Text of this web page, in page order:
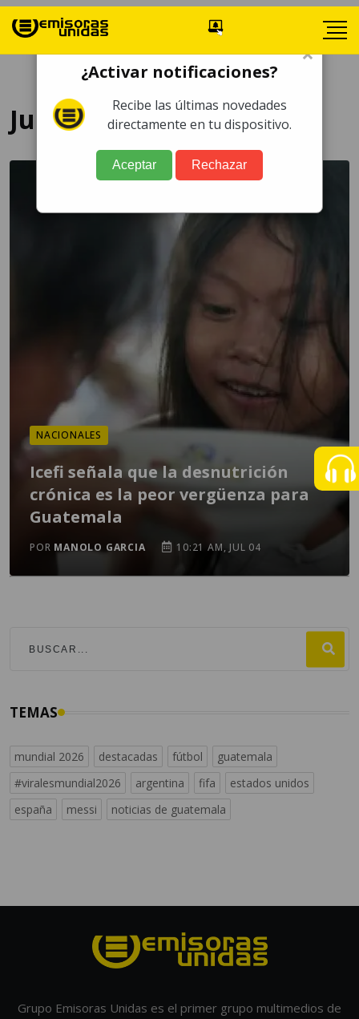
Juan Carías
NACIONALES
Icefi señala que la desnutrición
crónica es la peor vergüenza para
Guatemala
POR MANOLO GARCIA 10:21 AM, JUL 04
TEMAS
mundial 2026 destacadas fútbol
guatemala
#viralesmundial2026
argentina fifa
estados unidos
españa
messi noticias de guatemala
Grupo Emisoras Unidas es el primer grupo multimedios de
×
¿Activar notificaciones?
Recibe las últimas novedades
directamente en tu dispositivo.
Aceptar Rechazar